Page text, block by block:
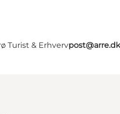
Turist & Erhvervpost@arre.dk